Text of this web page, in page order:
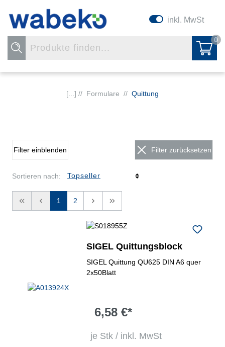
inkl. MwSt
0
[...] // Formulare // Quittung
Filter einblenden Filter zurücksetzen
Sortieren nach:
<< < 1 2 > >>
SIGEL Quittungsblock
SIGEL Quittung QU625 DIN A6 quer
2x50Blatt
6,58 €*
je Stk / inkl. MwSt